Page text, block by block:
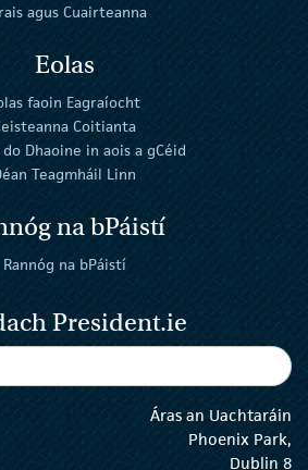
agus Cuairteanna
Eolas
faoin Eagraíocht
Coitianta
Dhaoine in aois a gCéid
Teagmháil Linn
na bPáistí
Rannóg na bPáistí
President.ie
Áras an Uachtaráin
Phoenix Park,
Dublin 8